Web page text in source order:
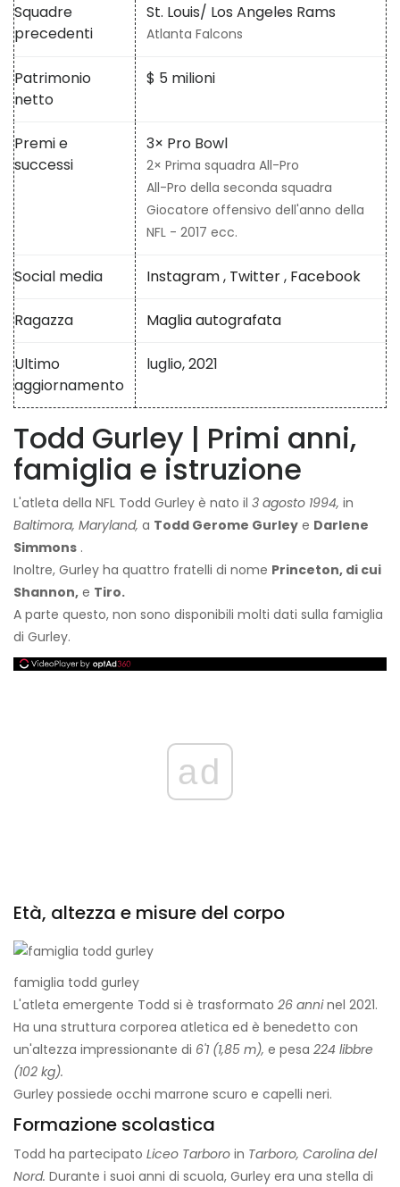
Squadre
precedenti
St. Louis/ Los Angeles Rams
Atlanta Falcons
Patrimonio
netto
$ 5 milioni
Premi e
successi
3× Pro Bowl
2× Prima squadra All-Pro
All-Pro della seconda squadra
Giocatore offensivo dell'anno della
NFL - 2017 ecc.
Social media Instagram, Twitter, Facebook
Ragazza Maglia autografata
Ultimo
aggiornamento
luglio, 2021
Todd Gurley | Primi anni,
famiglia e istruzione
L'atleta della NFL Todd Gurley è nato il 3 agosto 1994, in
Baltimora, Maryland, a Todd Gerome Gurley e Darlene
Simmons .
Inoltre, Gurley ha quattro fratelli di nome Princeton, di cui
Shannon, e Tiro.
A parte questo, non sono disponibili molti dati sulla famiglia
di Gurley.
ad
Età, altezza e misure del corpo
famiglia todd gurley
L'atleta emergente Todd si è trasformato 26 anninel 2021.
Ha una struttura corporea atletica ed è benedetto con
un'altezza impressionante di 6'1 (1,85 m), e pesa 224 libbre
(102 kg).
Gurley possiede occhi marrone scuro e capelli neri.
Formazione scolastica
Todd ha partecipato Liceo Tarboro in Tarboro, Carolina del
Nord. Durante i suoi anni di scuola, Gurley era una stella di